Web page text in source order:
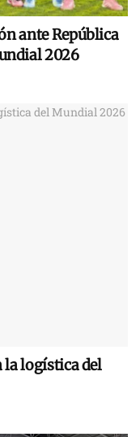
ante República
2026
la logística del